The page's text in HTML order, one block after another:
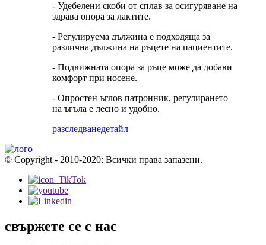
- Удебелени скоби от сплав за осигуряване на
здрава опора за лактите.
- Регулируема дължина е подходяща за
различна дължина на ръцете на пациентите.
- Подвижната опора за ръце може да добави
комфорт при носене.
- Опростен ъглов патронник, регулирането
на ъгъла е лесно и удобно.
разследванедетайл
© Copyright - 2010-2020: Всички права запазени.
свържете се с нас